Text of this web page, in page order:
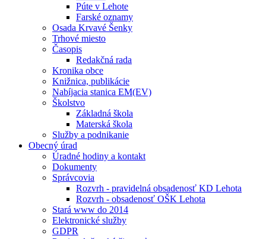
Púte v Lehote
Farské oznamy
Osada Krvavé Šenky
Trhové miesto
Časopis
Redakčná rada
Kronika obce
Knižnica, publikácie
Nabíjacia stanica EM(EV)
Školstvo
Základná škola
Materská škola
Služby a podnikanie
Obecný úrad
Úradné hodiny a kontakt
Dokumenty
Správcovia
Rozvrh - pravidelná obsadenosť KD Lehota
Rozvrh - obsadenosť OŠK Lehota
Stará www do 2014
Elektronické služby
GDPR